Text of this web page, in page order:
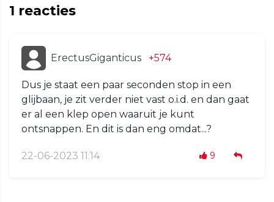
1 reacties
ErectusGiganticus +574
Dus je staat een paar seconden stop in een
glijbaan, je zit verder niet vast o.i.d. en dan gaat
er al een klep open waaruit je kunt
ontsnappen. En dit is dan eng omdat...?
22-06-2023 11:14 9